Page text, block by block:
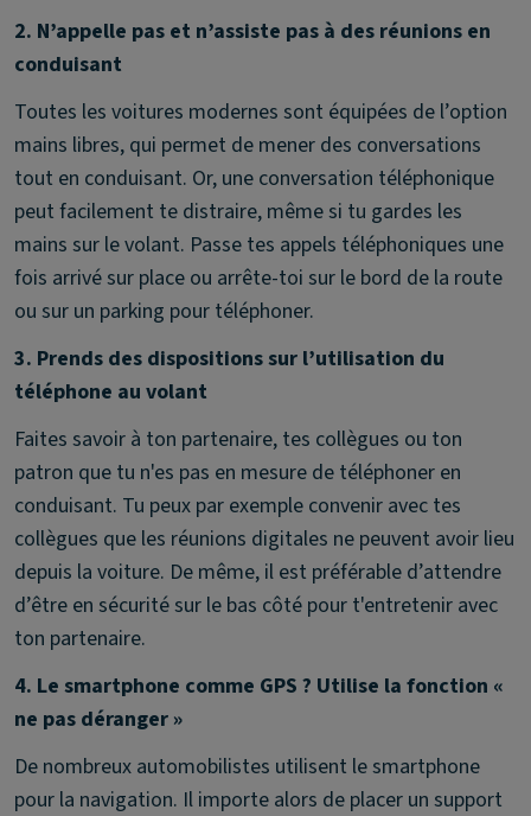
2. N’appelle pas et n’assiste pas à des réunions en
conduisant
Toutes les voitures modernes sont équipées de l’option
mains libres, qui permet de mener des conversations
tout en conduisant. Or, une conversation téléphonique
peut facilement te distraire, même si tu gardes les
mains sur le volant. Passe tes appels téléphoniques une
fois arrivé sur place ou arrête-toi sur le bord de la route
ou sur un parking pour téléphoner.
3. Prends des dispositions sur l’utilisation du
téléphone au volant
Faites savoir à ton partenaire, tes collègues ou ton
patron que tu n'es pas en mesure de téléphoner en
conduisant. Tu peux par exemple convenir avec tes
collègues que les réunions digitales ne peuvent avoir lieu
depuis la voiture. De même, il est préférable d’attendre
d’être en sécurité sur le bas côté pour t'entretenir avec
ton partenaire.
4. Le smartphone comme GPS ? Utilise la fonction «
ne pas déranger »
De nombreux automobilistes utilisent le smartphone
pour la navigation. Il importe alors de placer un support